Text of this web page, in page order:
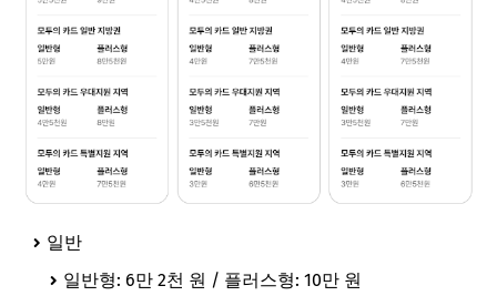
일반
일반형: 6만 2천 원 / 플러스형: 10만 원